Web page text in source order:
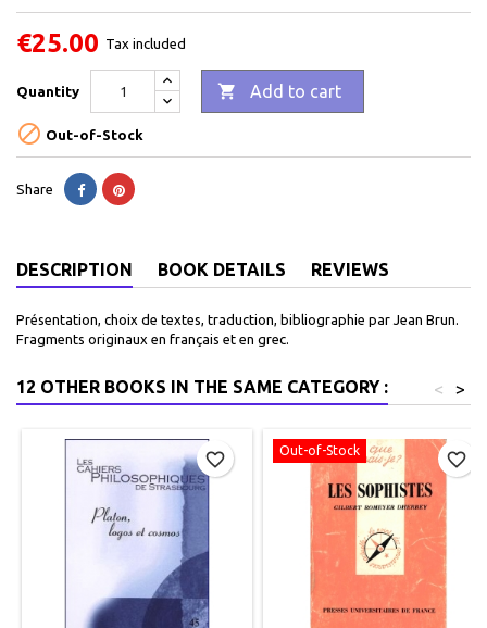
€25.00 Tax included
Quantity  Add to cart
 Out-of-Stock
Share
DESCRIPTION BOOK DETAILS REVIEWS
Présentation, choix de textes, traduction, bibliographie par Jean Brun.
Fragments originaux en français et en grec.
12 OTHER BOOKS IN THE SAME CATEGORY : >
<
favorite_border Out-of-Stock favorite_border